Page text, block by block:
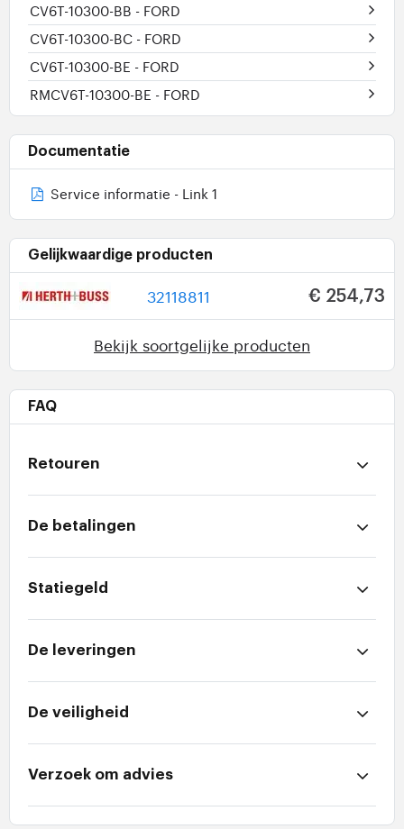
CV6T-10300-BB - FORD
CV6T-10300-BC - FORD
CV6T-10300-BE - FORD
RMCV6T-10300-BE - FORD
Documentatie
Service informatie - Link 1
Gelijkwaardige producten
32118811 € 254,73
Bekijk soortgelijke producten
FAQ
Retouren
De betalingen
Statiegeld
De leveringen
De veiligheid
Verzoek om advies